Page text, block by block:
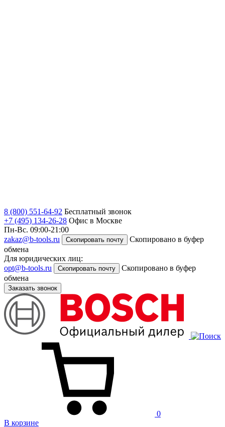
8 (800) 551-64-92 Бесплатный звонок
+7 (495) 134-26-28 Офис в Москве
Пн-Вс. 09:00-21:00
zakaz@b-tools.ru
Скопировать почту
Скопировано в буфер
обмена
Для юридических лиц:
opt@b-tools.ru
Скопировать почту
Скопировано в буфер
обмена
Заказать звонок
0
В корзине